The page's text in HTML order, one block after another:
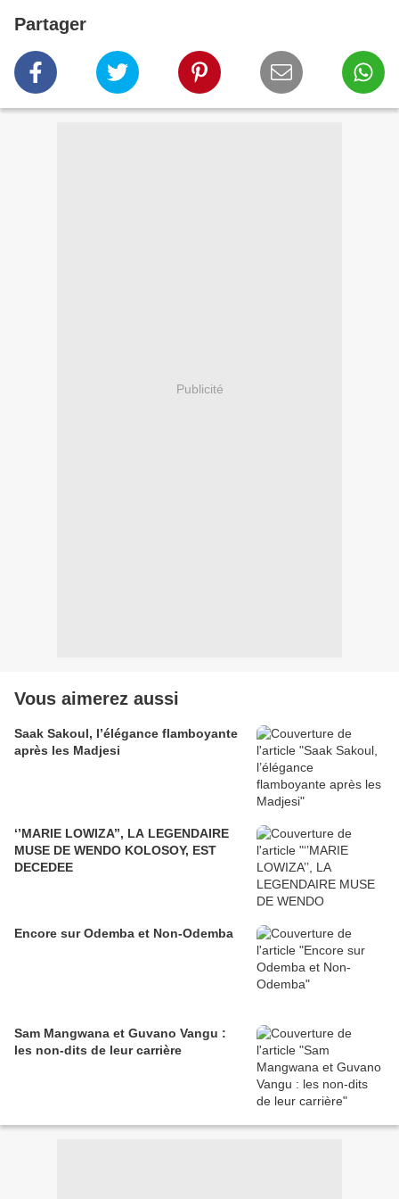
Partager
Publicité
Vous aimerez aussi
Saak Sakoul, l’élégance flamboyante
après les Madjesi
‘’MARIE LOWIZA’’, LA LEGENDAIRE
MUSE DE WENDO KOLOSOY, EST
DECEDEE
Encore sur Odemba et Non-Odemba
Sam Mangwana et Guvano Vangu :
les non-dits de leur carrière